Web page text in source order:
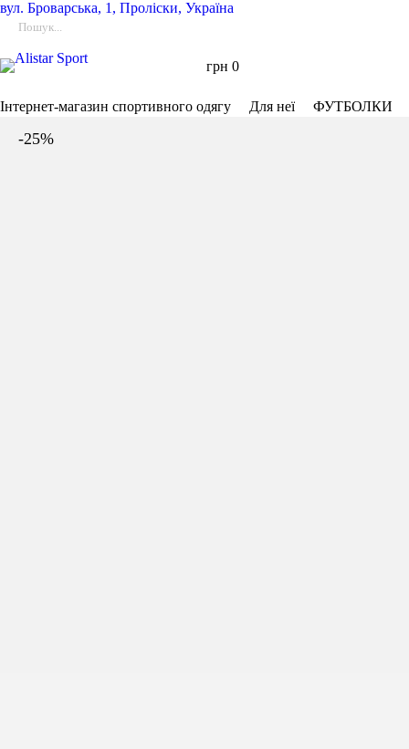
вул. Броварська, 1, Проліски, Україна
грн 0
Інтернет-магазин спортивного одягу Для неї ФУТБОЛКИ
-25%